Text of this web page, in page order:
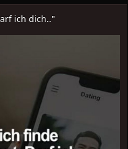
ich dich.."